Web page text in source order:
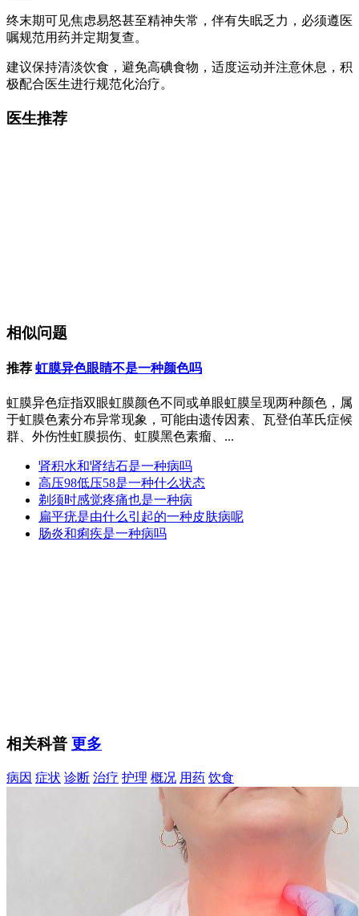
终末期可见焦虑易怒甚至精神失常，伴有失眠乏力，必须遵医
嘱规范用药并定期复查。
建议保持清淡饮食，避免高碘食物，适度运动并注意休息，积
极配合医生进行规范化治疗。
医生推荐
相似问题
推荐 虹膜异色眼睛不是一种颜色吗
虹膜异色症指双眼虹膜颜色不同或单眼虹膜呈现两种颜色，属
于虹膜色素分布异常现象，可能由遗传因素、瓦登伯革氏症候
群、外伤性虹膜损伤、虹膜黑色素瘤、...
肾积水和肾结石是一种病吗
高压98低压58是一种什么状态
剃须时感觉疼痛也是一种病
扁平疣是由什么引起的一种皮肤病呢
肠炎和痢疾是一种病吗
相关科普 更多
病因 症状 诊断 治疗 护理 概况 用药 饮食